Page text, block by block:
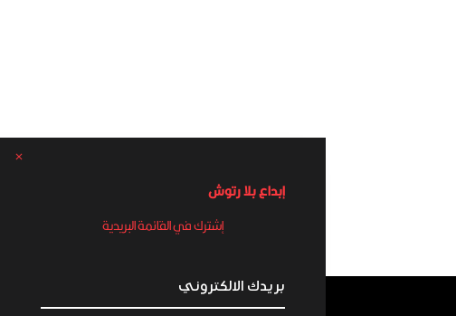
إبداع بلا رتوش
إشترك في القائمة البريدية